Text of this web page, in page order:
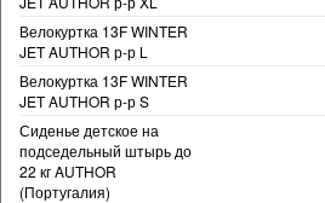
Велокуртка 13F WINTER
JET AUTHOR р-р L
Велокуртка 13F WINTER
JET AUTHOR р-р S
Сиденье детское на
подседельный штырь до
22 кг AUTHOR
(Португалия)